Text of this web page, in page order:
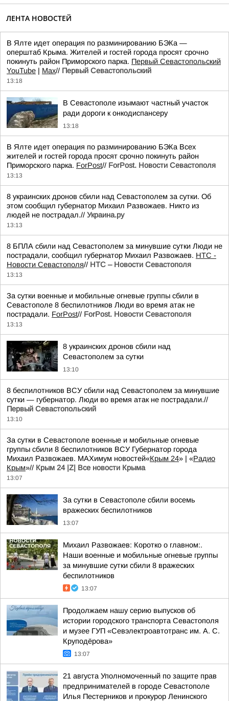
ЛЕНТА НОВОСТЕЙ
В Ялте идет операция по разминированию БЭКа —
оперштаб Крыма. Жителей и гостей города просят срочно
покинуть район Приморского парка. Первый Севастопольский
YouTube | Max// Первый Севастопольский
13:18
В Севастополе изымают частный участок
ради дороги к онкодиспансеру
13:18
В Ялте идет операция по разминированию БЭКа Всех
жителей и гостей города просят срочно покинуть район
Приморского парка. ForPost// ForPost. Новости Севастополя
13:13
8 украинских дронов сбили над Севастополем за сутки. Об
этом сообщил губернатор Михаил Развожаев. Никто из
людей не пострадал.// Украина.ру
13:13
8 БПЛА сбили над Севастополем за минувшие сутки Люди не
пострадали, сообщил губернатор Михаил Развожаев. НТС -
Новости Севастополя// НТС – Новости Севастополя
13:13
За сутки военные и мобильные огневые группы сбили в
Севастополе 8 беспилотников Люди во время атак не
пострадали. ForPost// ForPost. Новости Севастополя
13:13
8 украинских дронов сбили над
Севастополем за сутки
13:10
8 беспилотников ВСУ сбили над Севастополем за минувшие
сутки — губернатор. Люди во время атак не пострадали.//
Первый Севастопольский
13:10
За сутки в Севастополе военные и мобильные огневые
группы сбили 8 беспилотников ВСУ Губернатор города
Михаил Развожаев. MAXимум новостей«Крым 24» | «Радио
Крым»// Крым 24 |Z| Все новости Крыма
13:07
За сутки в Севастополе сбили восемь
вражеских беспилотников
13:07
Михаил Развожаев: Коротко о главном:.
Наши военные и мобильные огневые группы
за минувшие сутки сбили 8 вражеских
беспилотников
13:07
Продолжаем нашу серию выпусков об
истории городского транспорта Севастополя
и музее ГУП «Севэлектроавтотранс им. А. С.
Круподёрова»
13:07
21 августа Уполномоченный по защите прав
предпринимателей в городе Севастополе
Илья Пестерников и прокурор Ленинского